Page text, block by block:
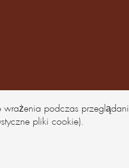
podczas
pliki cookie).